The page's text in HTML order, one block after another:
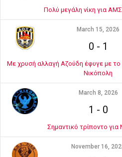
Πολύ μεγάλη νίκη για
March 15, 2026
0 - 1
Με χρυσή αλλαγή Αζούδη έφυγε με το
Νικόπολη
March 8, 2026
1 - 0
Σημαντικό τρίποντο για
November 16,